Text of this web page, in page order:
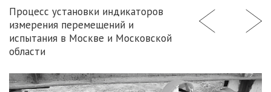
Процесс установки индикаторов
измерения перемещений и
испытания в Москве и Московской
области